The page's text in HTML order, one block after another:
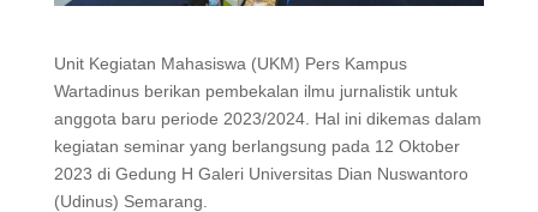
Unit Kegiatan Mahasiswa (UKM) Pers Kampus
Wartadinus berikan pembekalan ilmu jurnalistik untuk
anggota baru periode 2023/2024. Hal ini dikemas dalam
kegiatan seminar yang berlangsung pada 12 Oktober
2023 di Gedung H Galeri Universitas Dian Nuswantoro
(Udinus) Semarang.